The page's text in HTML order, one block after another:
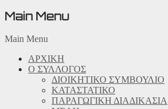
Main Menu
Main Menu
ΑΡΧΙΚΗ
Ο ΣΥΛΛΟΓΟΣ
ΔΙΟΙΚΗΤΙΚΟ ΣΥΜΒΟΥΛΙΟ
ΚΑΤΑΣΤΑΤΙΚΟ
ΠΑΡΑΓΩΓΙΚΗ ΔΙΑΔΙΚΑΣΙΑ